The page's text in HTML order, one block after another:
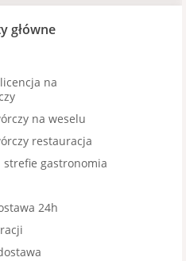
główne
na
na weselu
restauracja
strefie gastronomia
24h